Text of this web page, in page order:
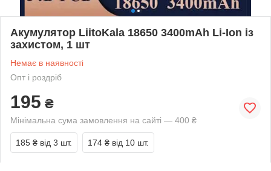
Акумулятор LiitoKala 18650 3400mAh Li-Ion із
захистом, 1 шт
Немає в наявності
Опт і роздріб
195 ₴
Мінімальна сума замовлення на сайті — 400 ₴
185 ₴ від 3 шт. 174 ₴ від 10 шт.